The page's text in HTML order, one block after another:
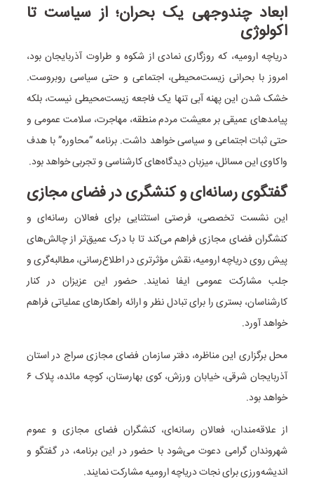
ابعاد چندوجهی یک بحران؛ از سیاست تا
اکولوژی
دریاچه ارومیه، که روزگاری نمادی از شکوه و طراوت آذربایجان بود،
امروز با بحرانی زیست‌محیطی، اجتماعی و حتی سیاسی روبروست.
خشک شدن این پهنه آبی تنها یک فاجعه زیست‌محیطی نیست، بلکه
پیامدهای عمیقی بر معیشت مردم منطقه، مهاجرت، سلامت عمومی و
حتی ثبات اجتماعی و سیاسی خواهد داشت. برنامه “محاوره” با هدف
واکاوی این مسائل، میزبان دیدگاه‌های کارشناسی و تجربی خواهد بود.
گفتگوی رسانه‌ای و کنشگری در فضای مجازی
این نشست تخصصی، فرصتی استثنایی برای فعالان رسانه‌ای و
کنشگران فضای مجازی فراهم می‌کند تا با درک عمیق‌تر از چالش‌های
پیش روی دریاچه ارومیه، نقش مؤثرتری در اطلاع‌رسانی، مطالبه‌گری و
جلب مشارکت عمومی ایفا نمایند. حضور این عزیزان در کنار
کارشناسان، بستری را برای تبادل نظر و ارائه راهکارهای عملیاتی فراهم
خواهد آورد.
محل برگزاری این مناظره، دفتر سازمان فضای مجازی سراج در استان
آذربایجان شرقی، خیابان ورزش، کوی بهارستان، کوچه مائده، پلاک ۶
خواهد بود.
از علاقه‌مندان، فعالان رسانه‌ای، کنشگران فضای مجازی و عموم
شهروندان گرامی دعوت می‌شود با حضور در این برنامه، در گفتگو و
اندیشه‌ورزی برای نجات دریاچه ارومیه مشارکت نمایند.